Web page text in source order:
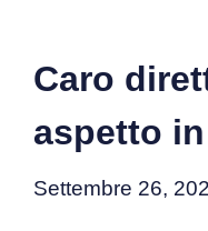
Caro
aspetto
Settembre 26,